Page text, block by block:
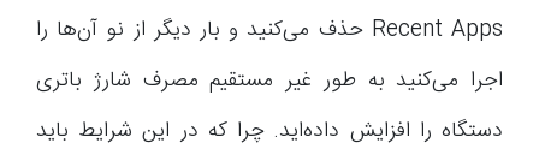
Recent Apps حذف می‌کنید و بار دیگر از نو آن‌ها را
اجرا می‌کنید به طور غیر مستقیم مصرف شارژ باتری
دستگاه را افزایش داده‌اید. چرا که در این شرایط باید